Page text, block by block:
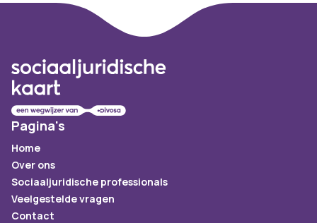
Pagina's
Home
Over ons
Sociaaljuridische professionals
Veelgestelde vragen
Contact